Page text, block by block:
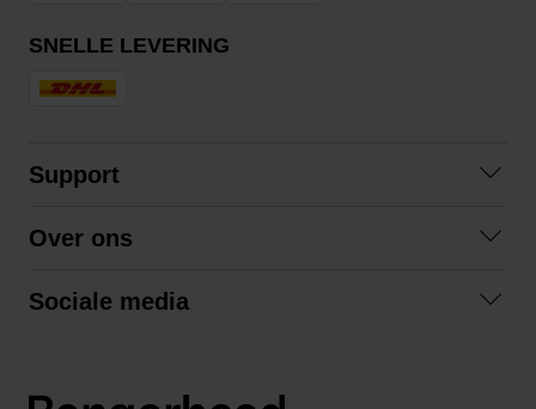
SNELLE LEVERING
Support
Algemene voorwaarden
Over ons
Sociale media